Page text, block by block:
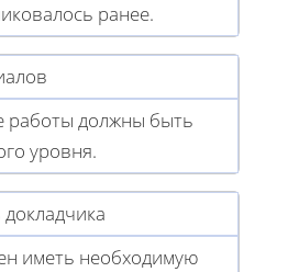
ранее.
работы должны быть
уровня.
иметь необходимую